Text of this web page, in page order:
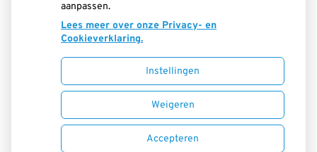
Uw Zorg Online|Beheer
Privacy verklaring Cookie-instellingen
Voorwaarden
aanpassen.
Lees meer over onze Privacy- en
Cookieverklaring.
Instellingen
Weigeren
Accepteren